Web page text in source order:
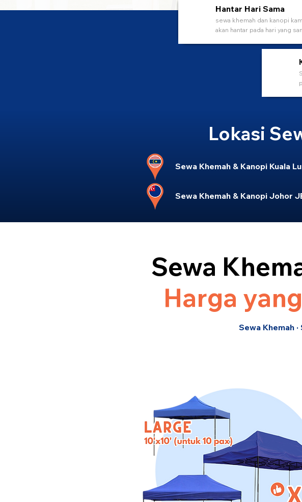
Hantar Hari Sama
sewa khemah dan kanopi
akan hantar pada hari yang
Lokasi
Sewa Khemah & Kanopi Kuala
Sewa Khemah & Kanopi Johor
Harga
Sewa
Sewa Khemah